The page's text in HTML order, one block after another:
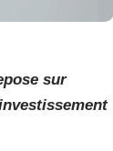
sur